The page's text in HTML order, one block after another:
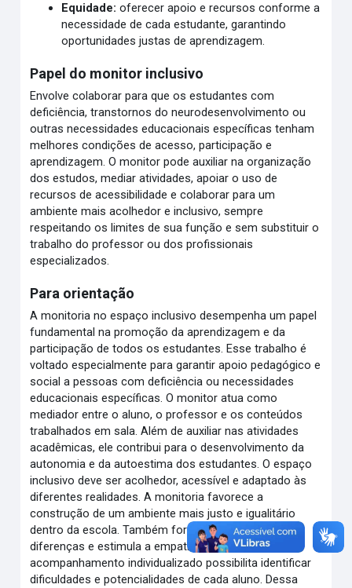
Equidade: oferecer apoio e recursos conforme a
necessidade de cada estudante, garantindo
oportunidades justas de aprendizagem.
Papel do monitor inclusivo
Envolve colaborar para que os estudantes com
deficiência, transtornos do neurodesenvolvimento ou
outras necessidades educacionais específicas tenham
melhores condições de acesso, participação e
aprendizagem. O monitor pode auxiliar na organização
dos estudos, mediar atividades, apoiar o uso de
recursos de acessibilidade e colaborar para um
ambiente mais acolhedor e inclusivo, sempre
respeitando os limites de sua função e sem substituir o
trabalho do professor ou dos profissionais
especializados.
Para orientação
A monitoria no espaço inclusivo desempenha um papel
fundamental na promoção da aprendizagem e da
participação de todos os estudantes. Esse trabalho é
voltado especialmente para garantir apoio pedagógico e
social a pessoas com deficiência ou necessidades
educacionais específicas. O monitor atua como
mediador entre o aluno, o professor e os conteúdos
trabalhados em sala. Além de auxiliar nas atividades
acadêmicas, ele contribui para o desenvolvimento da
autonomia e da autoestima dos estudantes. O espaço
inclusivo deve ser acolhedor, acessível e adaptado às
diferentes realidades. A monitoria favorece a
construção de um ambiente mais justo e igualitário
dentro da escola. Também fortalece o respeito às
diferenças e estimula a empatia entre os colegas. O
acompanhamento individualizado possibilita identificar
dificuldades e potencialidades de cada aluno. Dessa